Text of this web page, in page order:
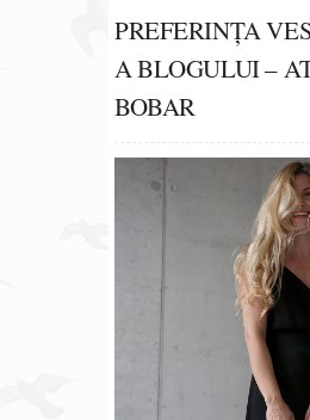
PREFERINȚA
A BLOGULUI –
BOBAR